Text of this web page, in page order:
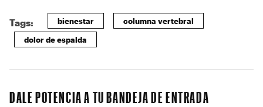
Tags: bienestar columna vertebral
dolor de espalda
DALE POTENCIA A TU BANDEJA DE ENTRADA